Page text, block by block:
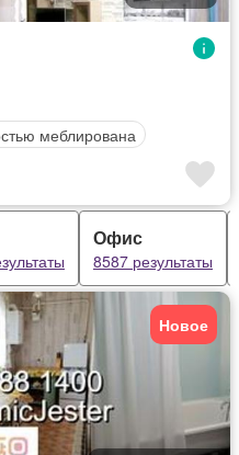
меблирована
Офис
8587 результаты
Новое